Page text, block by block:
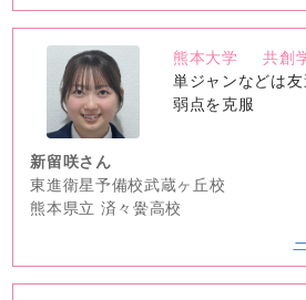
no
image
熊本大学
共創
単ジャンなどは
弱点を克服
新留咲さん
東進衛星予備校武蔵ヶ丘校
熊本県立 済々黌高校